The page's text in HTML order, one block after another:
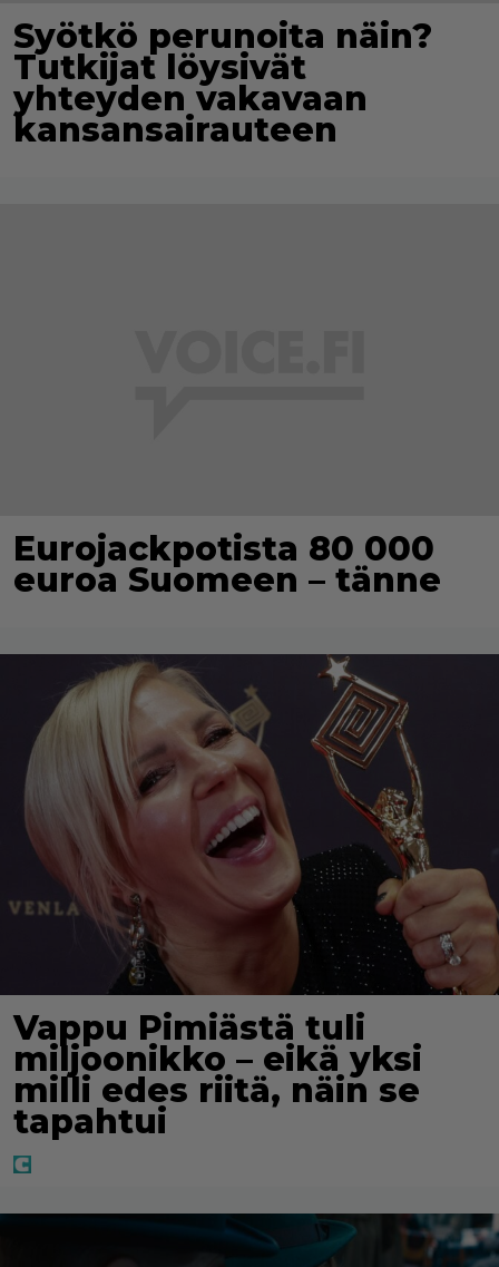
Syötkö perunoita näin?
Tutkijat löysivät
yhteyden vakavaan
kansansairauteen
Eurojackpotista 80 000
euroa Suomeen – tänne
Vappu Pimiästä tuli
miljoonikko – eikä yksi
milli edes riitä, näin se
tapahtui